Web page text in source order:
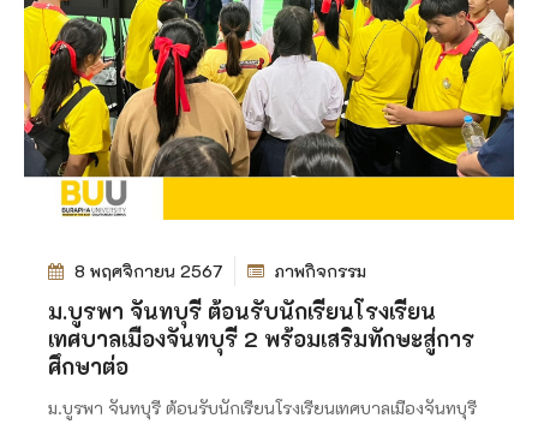
8 พฤศจิกายน 2567 ภาพกิจกรรม
ม.บูรพา จันทบุรี ต้อนรับนักเรียนโรงเรียน
เทศบาลเมืองจันทบุรี 2 พร้อมเสริมทักษะสู่การ
ศึกษาต่อ
ม.บูรพา จันทบุรี ต้อนรับนักเรียนโรงเรียนเทศบาลเมืองจันทบุรี